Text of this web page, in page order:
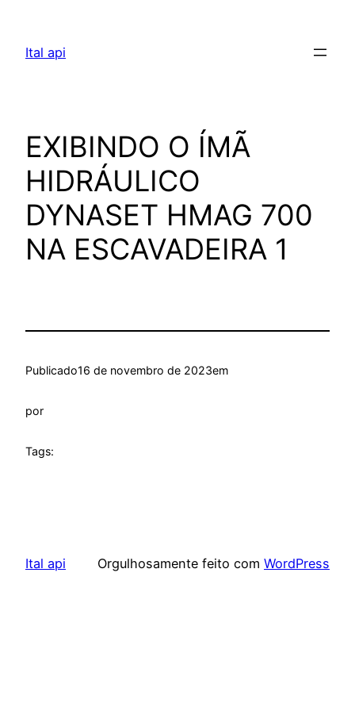
Ital api
EXIBINDO O ÍMÃ
HIDRÁULICO
DYNASET HMAG 700
NA ESCAVADEIRA 1
Publicado16 de novembro de 2023em
por
Tags:
Ital api Orgulhosamente feito com WordPress